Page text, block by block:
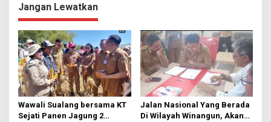
i
g
a
s
i
p
o
Jangan Lewatkan
Wawali Sualang bersama KT
Sejati Panen Jagung 2
Jalan Nasional Yang Berada
Di Wilayah Winangun, Akan